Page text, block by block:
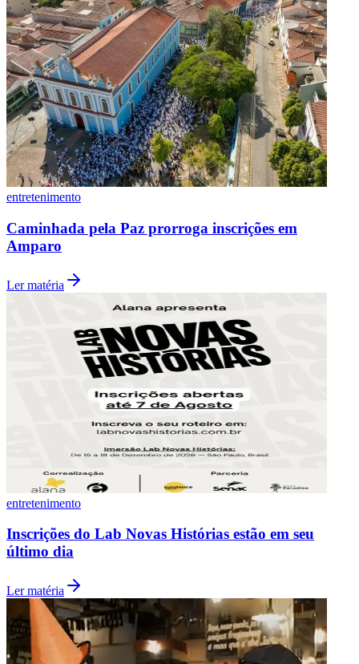
entretenimento
Caminhada pela Paz prorroga inscrições em
Amparo
Ler matéria
entretenimento
Inscrições do Lab Novas Histórias estão em seu
último dia
Ler matéria